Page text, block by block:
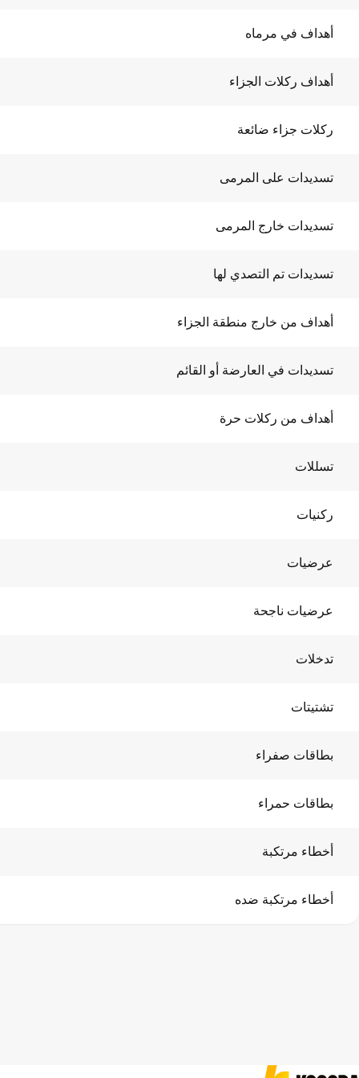
أهداف في مرماه
أهداف ركلات الجزاء
ركلات جزاء ضائعة
تسديدات على المرمى
تسديدات خارج المرمى
تسديدات تم التصدي لها
أهداف من خارج منطقة الجزاء
تسديدات في العارضة أو القائم
أهداف من ركلات حرة
تسللات
ركنيات
عرضيات
عرضيات ناجحة
تدخلات
تشتيتات
بطاقات صفراء
بطاقات حمراء
أخطاء مرتكبة
أخطاء مرتكبة ضده